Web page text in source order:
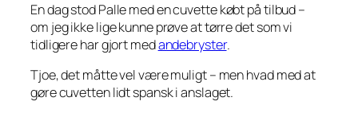
En dag stod Palle med en cuvette købt på tilbud –
om jeg ikke lige kunne prøve at tørre det som vi
tidligere har gjort medandebryster.
Tjoe, det måtte vel være muligt – men hvad med at
gøre cuvetten lidt spansk i anslaget.